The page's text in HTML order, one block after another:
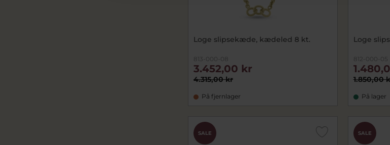
Loge slipsekæde, kædeled 8 kt.
813-000-08
4.315,00 kr
3.452,00 kr
På fjernlager
Loge
812-000-05
1.850,00
På lager
SALE SALE